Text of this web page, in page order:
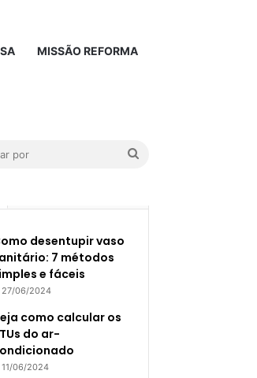
MISSÃO REFORMA
desentupir vaso
7 métodos
e fáceis
27/06/2024
como calcular os
do ar-
11/06/2024